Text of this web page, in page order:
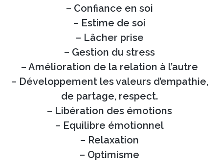
– Confiance en soi
– Estime de soi
– Lâcher prise
– Gestion du stress
– Amélioration de la relation à l’autre
– Développement les valeurs d’empathie,
de partage, respect.
– Libération des émotions
– Equilibre émotionnel
– Relaxation
– Optimisme